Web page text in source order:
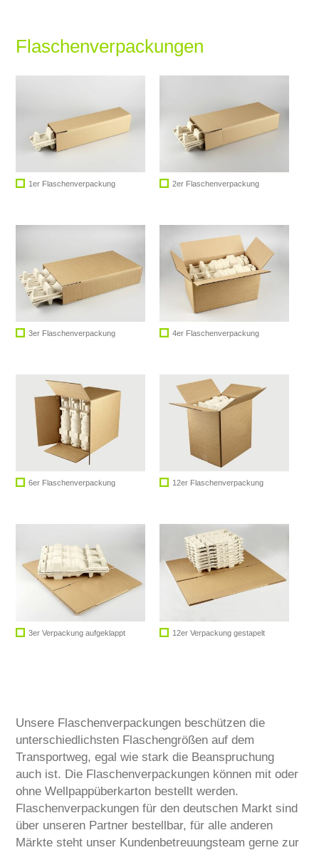
Flaschenverpackungen
1er Flaschenverpackung 2er Flaschenverpackung
3er Flaschenverpackung 4er Flaschenverpackung
6er Flaschenverpackung 12er Flaschenverpackung
3er Verpackung aufgeklappt 12er Verpackung gestapelt
Unsere Flaschenverpackungen beschützen die
unterschiedlichsten Flaschengrößen auf dem
Transportweg, egal wie stark die Beanspruchung
auch ist. Die Flaschenverpackungen können mit oder
ohne Wellpappüberkarton bestellt werden.
Flaschenverpackungen für den deutschen Markt sind
über unseren Partner bestellbar, für alle anderen
Märkte steht unser Kundenbetreuungsteam gerne zur